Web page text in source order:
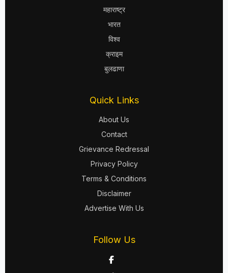
महाराष्ट्र
भारत
विश्व
क्राइम
बुलढाणा
Quick Links
About Us
Contact
Grievance Redressal
Privacy Policy
Terms & Conditions
Disclaimer
Advertise With Us
Follow Us